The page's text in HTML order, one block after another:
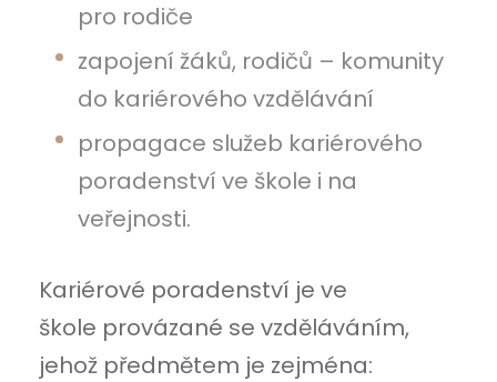
pro rodiče
zapojení žáků, rodičů – komunity
do kariérového vzdělávání
propagace služeb kariérového
poradenství ve škole i na
veřejnosti.
Kariérové poradenství je ve
škole provázané se vzděláváním,
jehož předmětem je zejména: